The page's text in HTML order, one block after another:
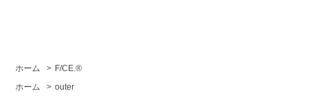
ホーム > F/CE.®
ホーム
> outer